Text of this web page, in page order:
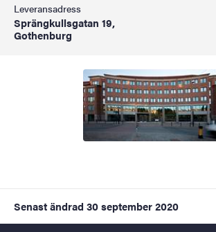
Leveransadress
Sprängkullsgatan 19,
Gothenburg
Bild
Senast ändrad 30 september 2020